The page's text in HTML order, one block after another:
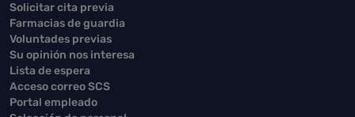
Solicitar cita previa
Farmacias de guardia
Voluntades previas
Su opinión nos interesa
Lista de espera
Acceso correo SCS
Portal empleado